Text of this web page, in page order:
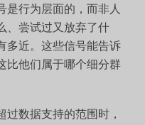
是行为层面的，而非人
、尝试过又放弃了什
多近。这些信号能告诉
比他们属于哪个细分群
数据支持的范围时，